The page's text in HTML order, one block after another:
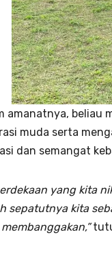
amanatnya, beliau
muda serta
dan semangat
yang kita
sepatutnya kita